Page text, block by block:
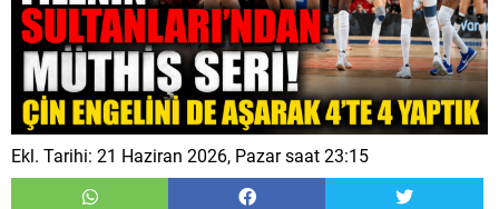
Ekl. Tarihi: 21 Haziran 2026, Pazar saat 23:15